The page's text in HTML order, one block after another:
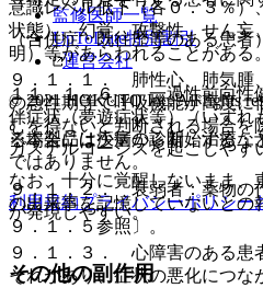
（合併症・既往歴等のある患者）
９．１．１． 肺性心、肺気腫
の急性期等で呼吸機能が高度に
むを得ないと判断される場合を
ガスナルコーシスを起こしや
９．１．２． 衰弱者：薬物の
が発現しやすい。
９．１．３． 心障害のある患
それがあり、症状の悪化につな
意識レベル低下（各０．３％）
状態）、幻覚、攻撃性、せん妄
明）等があらわれることがある。
１１．１．６． 一過性前向性
伴症状（夢遊症状等）（いずれ
る場合には少量から開始するな
なお、十分に覚醒しないまま、
の出来事を記憶していないとの
９．１．５参照〕。
その他の副作用
監修医師一覧
UpToDate特別割引
運営会社
© 2021 HOKUTO Inc. All rights
※本製品は疾病の診断・治療・
ではありません。
利用規約プライバシーポリシー